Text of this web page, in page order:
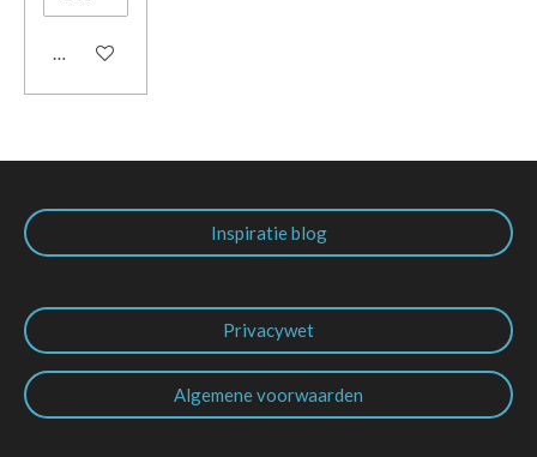
In winkelwagen
Inspiratie blog
Privacywet
Algemene voorwaarden